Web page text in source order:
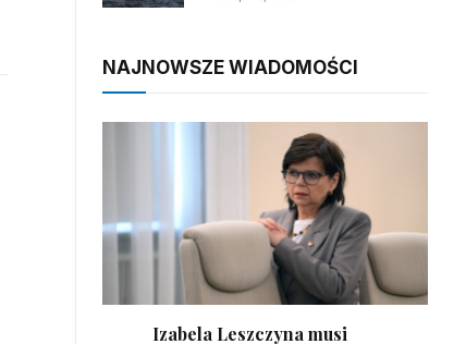
NAJNOWSZE WIADOMOŚCI
Izabela Leszczyna musi